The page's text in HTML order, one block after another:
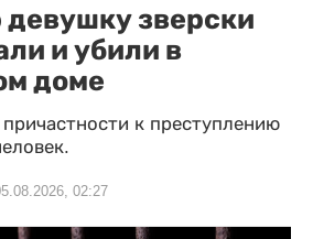
зверски
и убили в
доме
к преступлению
02:27